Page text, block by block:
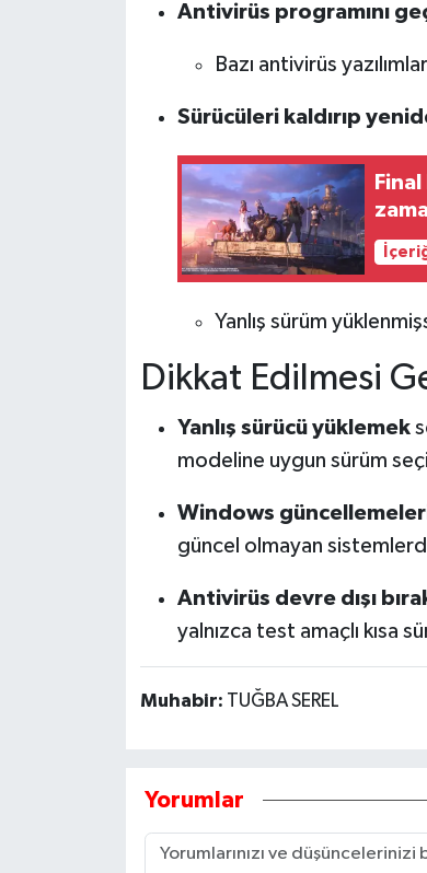
Antivirüs programını
Bazı antivirüs
Sürücüleri kaldırıp
Yanlış sürüm
Dikkat Edilmesi
Yanlış sürücü yüklemek
modeline uygun sürüm
Windows
güncel olmayan
Antivirüs devre dışı
yalnızca test amaçlı kısa
Muhabir: TUĞBA SEREL
Yorumlar